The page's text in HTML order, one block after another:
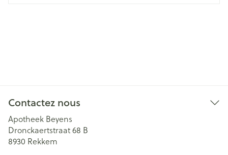
Contactez nous
Apotheek Beyens
Dronckaertstraat 68 B
8930 Rekkem